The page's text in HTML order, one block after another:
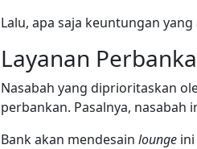
Lalu, apa saja keuntungan
Layanan
Nasabah yang diprioritaskan
perbankan. Pasalnya, nasabah
Bank akan mendesain lounge